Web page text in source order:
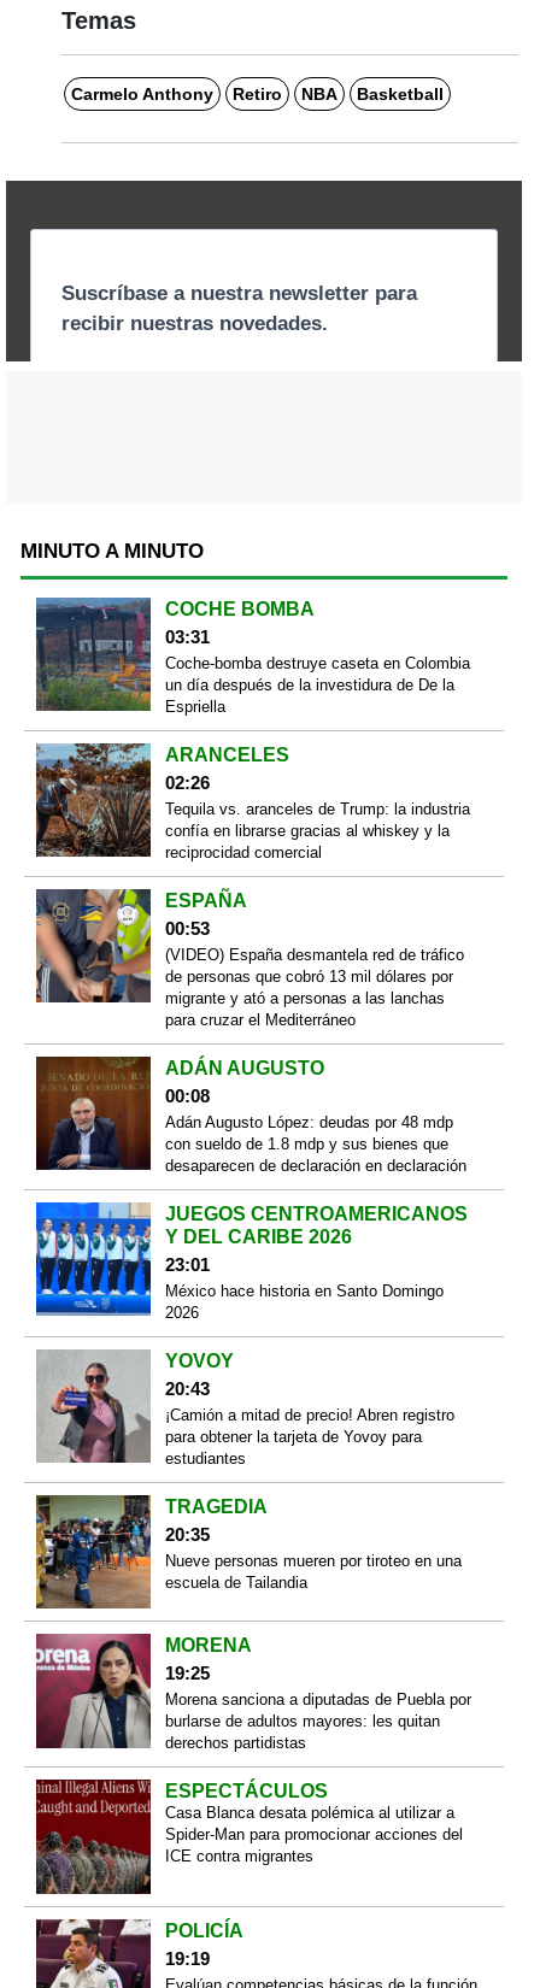
Temas
Carmelo Anthony Retiro NBA Basketball
MINUTO A MINUTO
COCHE BOMBA
03:31
Coche-bomba destruye caseta en Colombia
un día después de la investidura de De la
Espriella
ARANCELES
02:26
Tequila vs. aranceles de Trump: la industria
confía en librarse gracias al whiskey y la
reciprocidad comercial
ESPAÑA
00:53
(VIDEO) España desmantela red de tráfico
de personas que cobró 13 mil dólares por
migrante y ató a personas a las lanchas
para cruzar el Mediterráneo
ADÁN AUGUSTO
00:08
Adán Augusto López: deudas por 48 mdp
con sueldo de 1.8 mdp y sus bienes que
desaparecen de declaración en declaración
JUEGOS CENTROAMERICANOS
Y DEL CARIBE 2026
23:01
México hace historia en Santo Domingo
2026
YOVOY
20:43
¡Camión a mitad de precio! Abren registro
para obtener la tarjeta de Yovoy para
estudiantes
TRAGEDIA
20:35
Nueve personas mueren por tiroteo en una
escuela de Tailandia
MORENA
19:25
Morena sanciona a diputadas de Puebla por
burlarse de adultos mayores: les quitan
derechos partidistas
ESPECTÁCULOS
Casa Blanca desata polémica al utilizar a
Spider-Man para promocionar acciones del
ICE contra migrantes
POLICÍA
19:19